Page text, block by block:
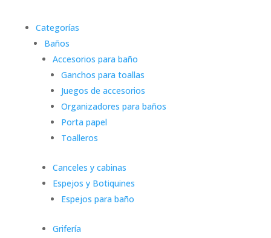
Categorías
Baños
Accesorios para baño
Ganchos para toallas
Juegos de accesorios
Organizadores para baños
Porta papel
Toalleros
Canceles y cabinas
Espejos y Botiquines
Espejos para baño
Grifería